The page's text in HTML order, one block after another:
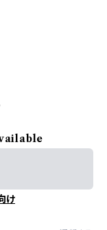
け